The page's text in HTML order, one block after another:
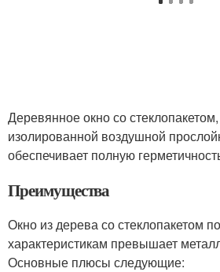
Деревянное окно со стеклопакетом,
изолированной воздушной
обеспечивает полную
Преимущества
Окно из дерева со стеклопакетом
характеристикам превышает
Основные плюсы следующие: